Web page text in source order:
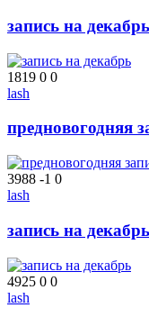
запись на декабрь
1819 0 0
lash
предновогодняя
3988 -1 0
lash
запись на декабрь
4925 0 0
lash